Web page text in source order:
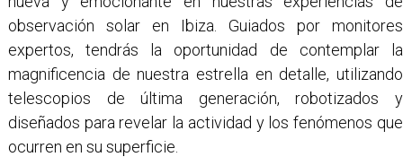
observación solar en Ibiza. Guiados por monitores
expertos, tendrás la oportunidad de contemplar la
magnificencia de nuestra estrella en detalle, utilizando
telescopios de última generación, robotizados y
diseñados para revelar la actividad y los fenómenos que
ocurren en su superficie.